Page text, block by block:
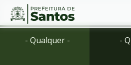
Ir
Conteúdo
- Qualquer -
-